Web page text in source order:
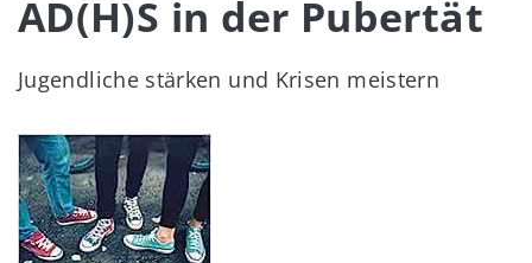
AD(H)S in der Pubertät
Jugendliche stärken und Krisen meistern
Image